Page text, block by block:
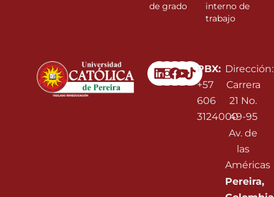
Linkedin
Instagram
Facebook
Youtube
PBX:
+57
606
3124000
Dirección:
Carrera
21 No.
49-95
Av. de
las
Américas
Pereira,
de grado
interno de
trabajo